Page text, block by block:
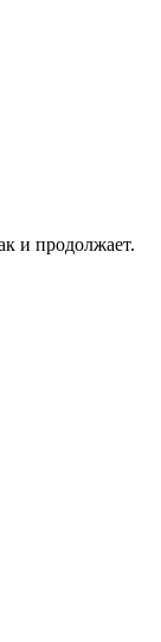
и продолжает.